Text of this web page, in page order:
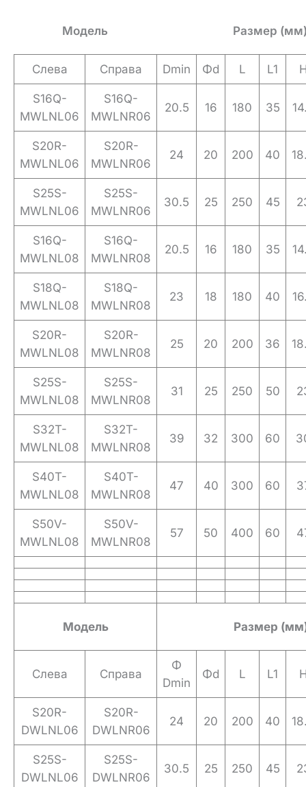
Модель Размер
Слева Справа Dmin Φd L L1
S16Q-
MWLNL06
S16Q-
MWLNR06
20.5 16 180 35
S20R-
MWLNL06
S20R-
MWLNR06
24 20 200 40
S25S-
MWLNL06
S25S-
MWLNR06
30.5 25 250 45
S16Q-
MWLNL08
S16Q-
MWLNR08
20.5 16 180 35
S18Q-
MWLNL08
S18Q-
MWLNR08
23 18 180 40
S20R-
MWLNL08
S20R-
MWLNR08
25 20 200 36
S25S-
MWLNL08
S25S-
MWLNR08
31 25 250 50
S32T-
MWLNL08
S32T-
MWLNR08
39 32 300 60
S40T-
MWLNL08
S40T-
MWLNR08
47 40 300 60
S50V-
MWLNL08
S50V-
MWLNR08
57 50 400 60
Модель Размер
Слева Справа
Φ
Dmin
Φd L L1
S20R-
DWLNL06
S20R-
DWLNR06
24 20 200 40
S25S-
DWLNL06
S25S-
DWLNR06
30.5 25 250 45